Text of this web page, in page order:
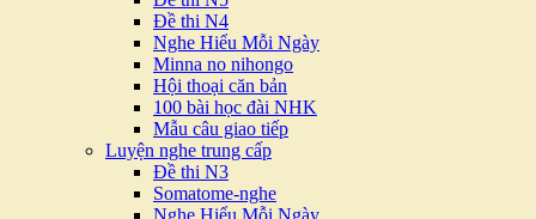
Đề thi N4
Nghe Hiểu Mỗi Ngày
Minna no nihongo
Hội thoại căn bản
100 bài học đài NHK
Mẫu câu giao tiếp
Luyện nghe trung cấp
Đề thi N3
Somatome-nghe
Nghe Hiểu Mỗi Ngày